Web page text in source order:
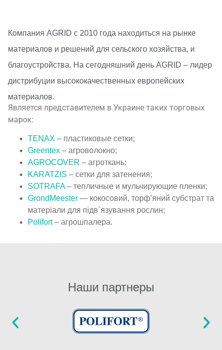
Компания AGRID с 2010 года находиться на рынке
материалов и решений для сельского хозяйства, и
благоустройства. На сегодняшний день AGRID – лидер
дистрибуции высококачественных европейских
материалов.
Является представителем в Украине таких торговых
марок:
TENAX – пластиковые сетки;
Greentex – агроволокно;
AGROCOVER – агроткань;
KARATZIS – сетки для затенения;
SOTRAFA– тепличные и мульчирующие пленки;
GrondMeester — кокосовий, торф’яний субстрат та
матеріали для підв`язування рослин;
Polifort– агрошпалера.
Наши партнеры